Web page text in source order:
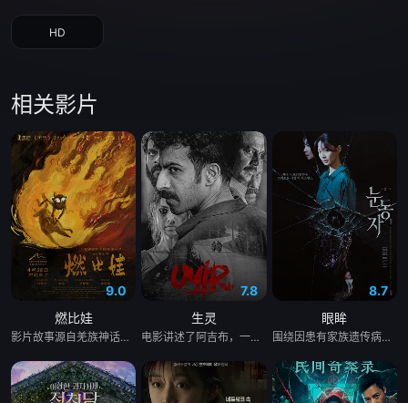
&nbsp; &nbsp; &nbsp; &nbsp; &nbsp; &nbsp; &nbsp; &nbsp;
电影公司的老板志明，并没有多余的资金聘请知名的大导演，面对前
&nbsp; &nbsp; &nbsp; &nbsp; &nbsp; &nbsp; &nbsp; &nbsp;
&nbsp; &nbsp; &nbsp; &nbsp; &nbsp; &nbsp;
&nbsp; &nbsp; &nbsp; &nbsp; &nbsp; &nbsp; &nbsp; &nbsp;
&nbsp; &nbsp; &nbsp; &nbsp; &nbsp; &nbsp; &nbsp; &nbsp;
这是倪有彬首次正式担任导演的工作，但在他加入剧组之后，才知道
这几乎是一个「不可能的任务」──志明的公司因资金不足，仅能仰
赖金主的投资，但对方却只提供了十万元的预算，并提出了许多夸张
且不合理的需求，还甚至要求将旗下芭乐汁品牌置入电影中。
&nbsp; &nbsp; &nbsp; &nbsp; &nbsp; &nbsp; &nbsp; &nbsp;
&nbsp; &nbsp; &nbsp; &nbsp; &nbsp; &nbsp; &nbsp; &nbsp;
&nbsp; &nbsp;
&nbsp; &nbsp; &nbsp; &nbsp; &nbsp; &nbsp; &nbsp; &nbsp;
&nbsp; &nbsp; &nbsp; &nbsp; &nbsp; &nbsp; &nbsp; &nbsp;
HD
相关影片
9.0
燃比娃
影片故事源自羌族神话，讲述了一只被人类抚养长大的猴子，追寻母亲阿勿巴吉（周迅 配音）的足迹，踏上神山探寻“温暖”之谜的旅程。他在“恐惧之兽”口中夺取火种，烈焰焚身，褪去毛发，涅槃成人。
7.8
生灵
电影讲述了阿吉布，一名在坎努尔地区达玛达姆警察局实习的副督察的故事，根据真实事件改编。
8.7
眼眸
围绕因患有家族遗传病而导致视力逐渐丧失的摄影师瑞真展开。在面对跨越视力障碍、好不容易成为陶艺家却离奇身亡的双胞胎妹妹瑞音时，瑞真孤身一人踏上了挖掘死亡真相的道路，并在黑暗的边缘与隐藏的真相正面交锋。申敏儿在片中一人分饰两角。